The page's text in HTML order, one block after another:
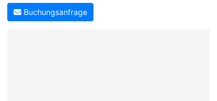
Buchungsanfrage